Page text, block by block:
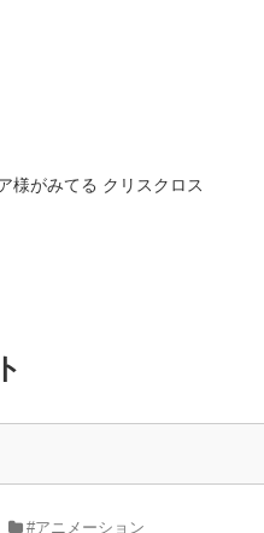
様がみてる クリスクロス
#アニメーション